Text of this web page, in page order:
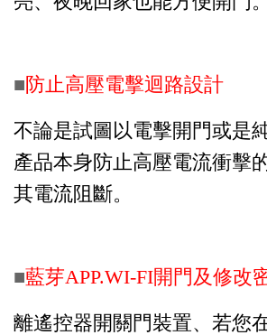
■防止高壓電擊迴路設計
不論是試圖以電擊開門或是
產品本身防止高壓電流衝擊
其電流阻斷。
■藍芽APP.WI-FI開門及修改
離遙控器開關門裝置、若您